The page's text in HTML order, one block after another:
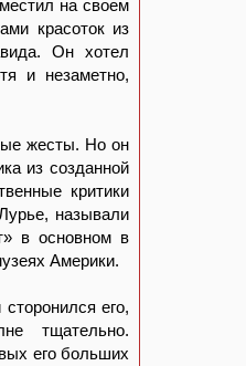
на своем
красоток из
Он хотел
и незаметно,
жесты. Но он
из созданной
критики
называли
в основном в
Америки.
его,
тщательно.
его больших